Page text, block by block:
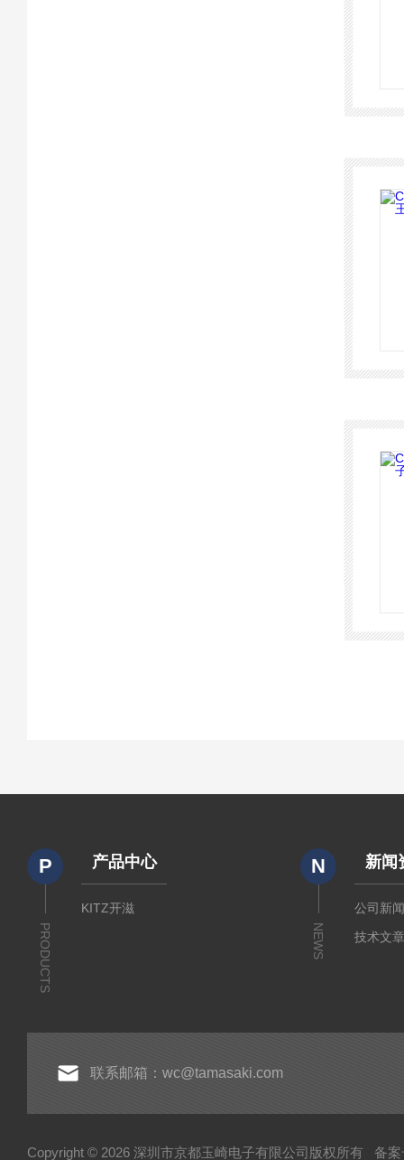
P
PRODUCTS
产品中心
KITZ开滋
N
NEWS
新闻
公司新
技术文
联系邮箱：wc@tamasaki.com
Copyright © 2026 深圳市京都玉崎电子有限公司版权所有 备案